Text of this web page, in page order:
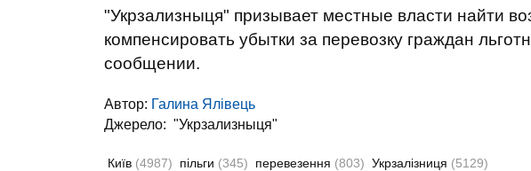
"Укрзализныця" призывает местные власти найти
компенсировать убытки за перевозку граждан
сообщении.
Автор: Галина Ялівець
Джерело: "Укрзализныця"
Київ (4987) пільги (345) перевезення (803) Укрзалізниця (5129)